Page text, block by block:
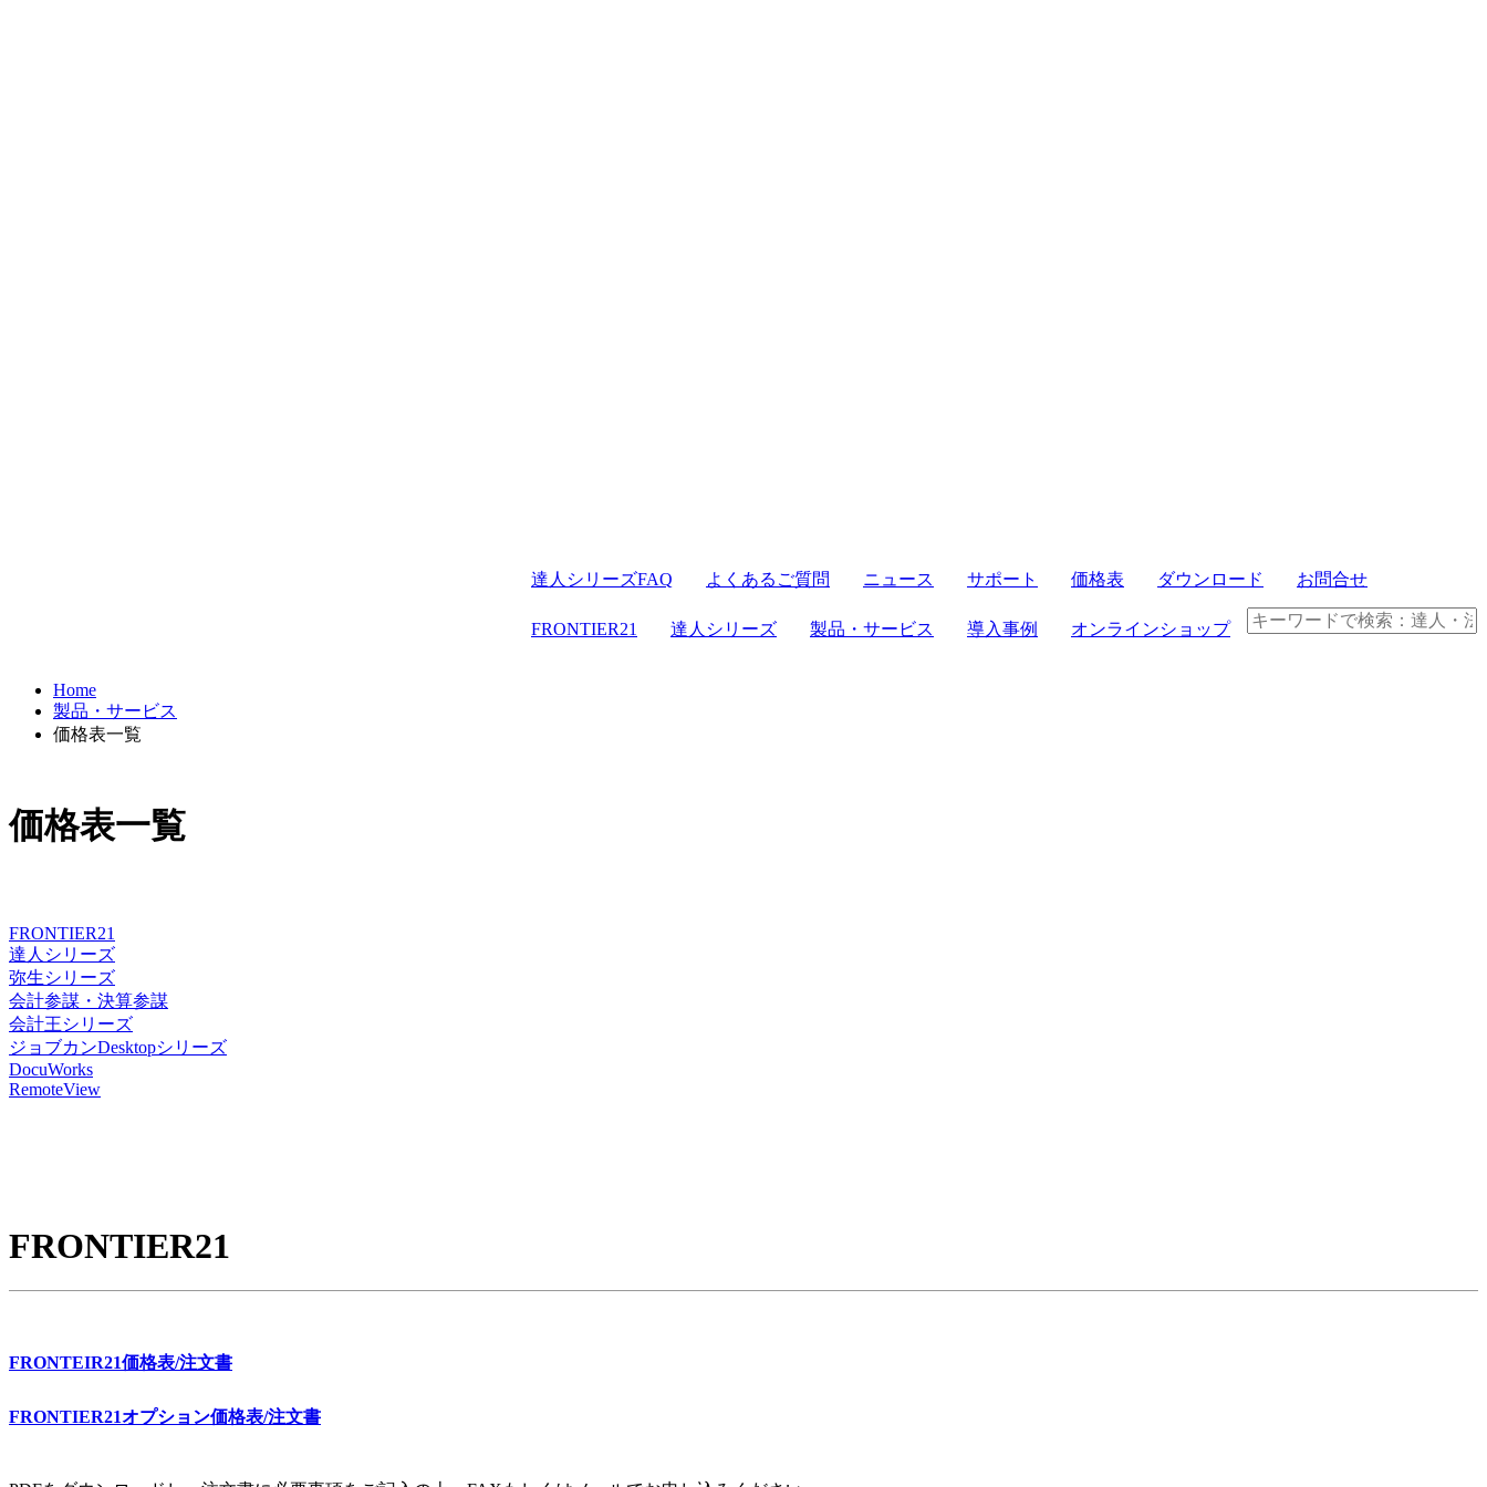
達人シリーズFAQ よくあるご質問 ニュース サポート 価格表 ダウンロード お問合せ
FRONTIER21 達人シリーズ 製品・サービス 導入事例 オンラインショップ
Home
製品・サービス
価格表一覧
価格表一覧
FRONTIER21
達人シリーズ
弥生シリーズ
会計参謀・決算参謀
会計王シリーズ
ジョブカンDesktopシリーズ
DocuWorks
RemoteView
FRONTIER21
FRONTEIR21価格表/注文書
FRONTIER21オプション価格表/注文書